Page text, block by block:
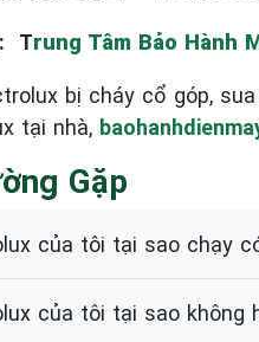
Trung Tâm Bảo Hành
bị cháy cổ góp,
tại nhà,
Gặp
của tôi tại sao chạy
của tôi tại sao không